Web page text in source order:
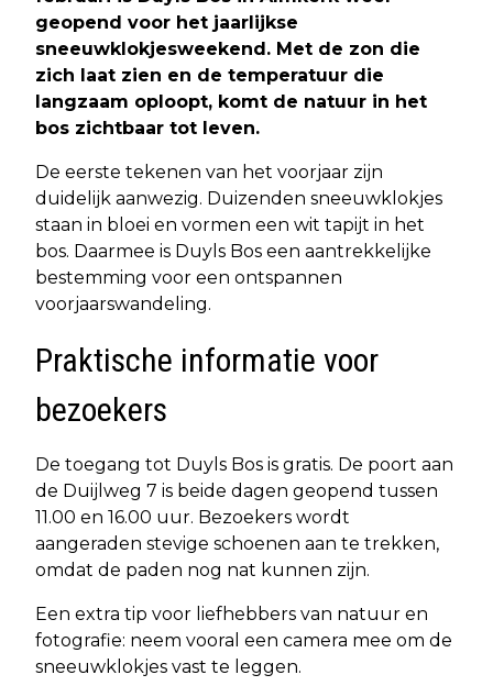
geopend voor het jaarlijkse
sneeuwklokjesweekend. Met de zon die
zich laat zien en de temperatuur die
langzaam oploopt, komt de natuur in het
bos zichtbaar tot leven.
De eerste tekenen van het voorjaar zijn
duidelijk aanwezig. Duizenden sneeuwklokjes
staan in bloei en vormen een wit tapijt in het
bos. Daarmee is Duyls Bos een aantrekkelijke
bestemming voor een ontspannen
voorjaarswandeling.
Praktische informatie voor
bezoekers
De toegang tot Duyls Bos is gratis. De poort aan
de Duijlweg 7 is beide dagen geopend tussen
11.00 en 16.00 uur. Bezoekers wordt
aangeraden stevige schoenen aan te trekken,
omdat de paden nog nat kunnen zijn.
Een extra tip voor liefhebbers van natuur en
fotografie: neem vooral een camera mee om de
sneeuwklokjes vast te leggen.